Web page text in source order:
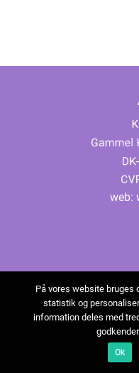
web:
På vores website bruges
statistik og
information deles med
Ok